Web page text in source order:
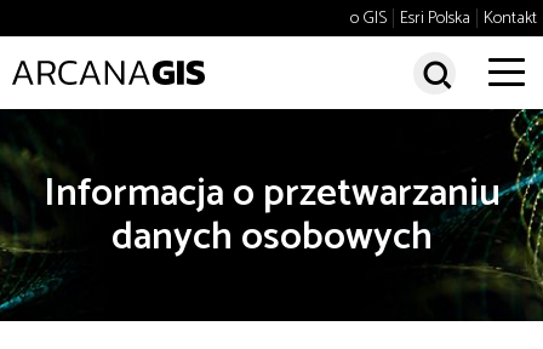
o GIS Esri Polska Kontakt
search
Wyszukaj
Wyszukiwanie zaawansowane
Rolnictwo
Szkoły
Telekomunikacja
Transport lądowy
Uczelnie wyższe
Wod-kan
Zarządzanie kryzysowe
Administracja Architektura, inżynieria i
budownictwo
Bezpieczeństwo
Dobre praktyki
Infrastruktura
Najnowsze
Administracja
Informacja o przetwarzaniu
danych osobowych